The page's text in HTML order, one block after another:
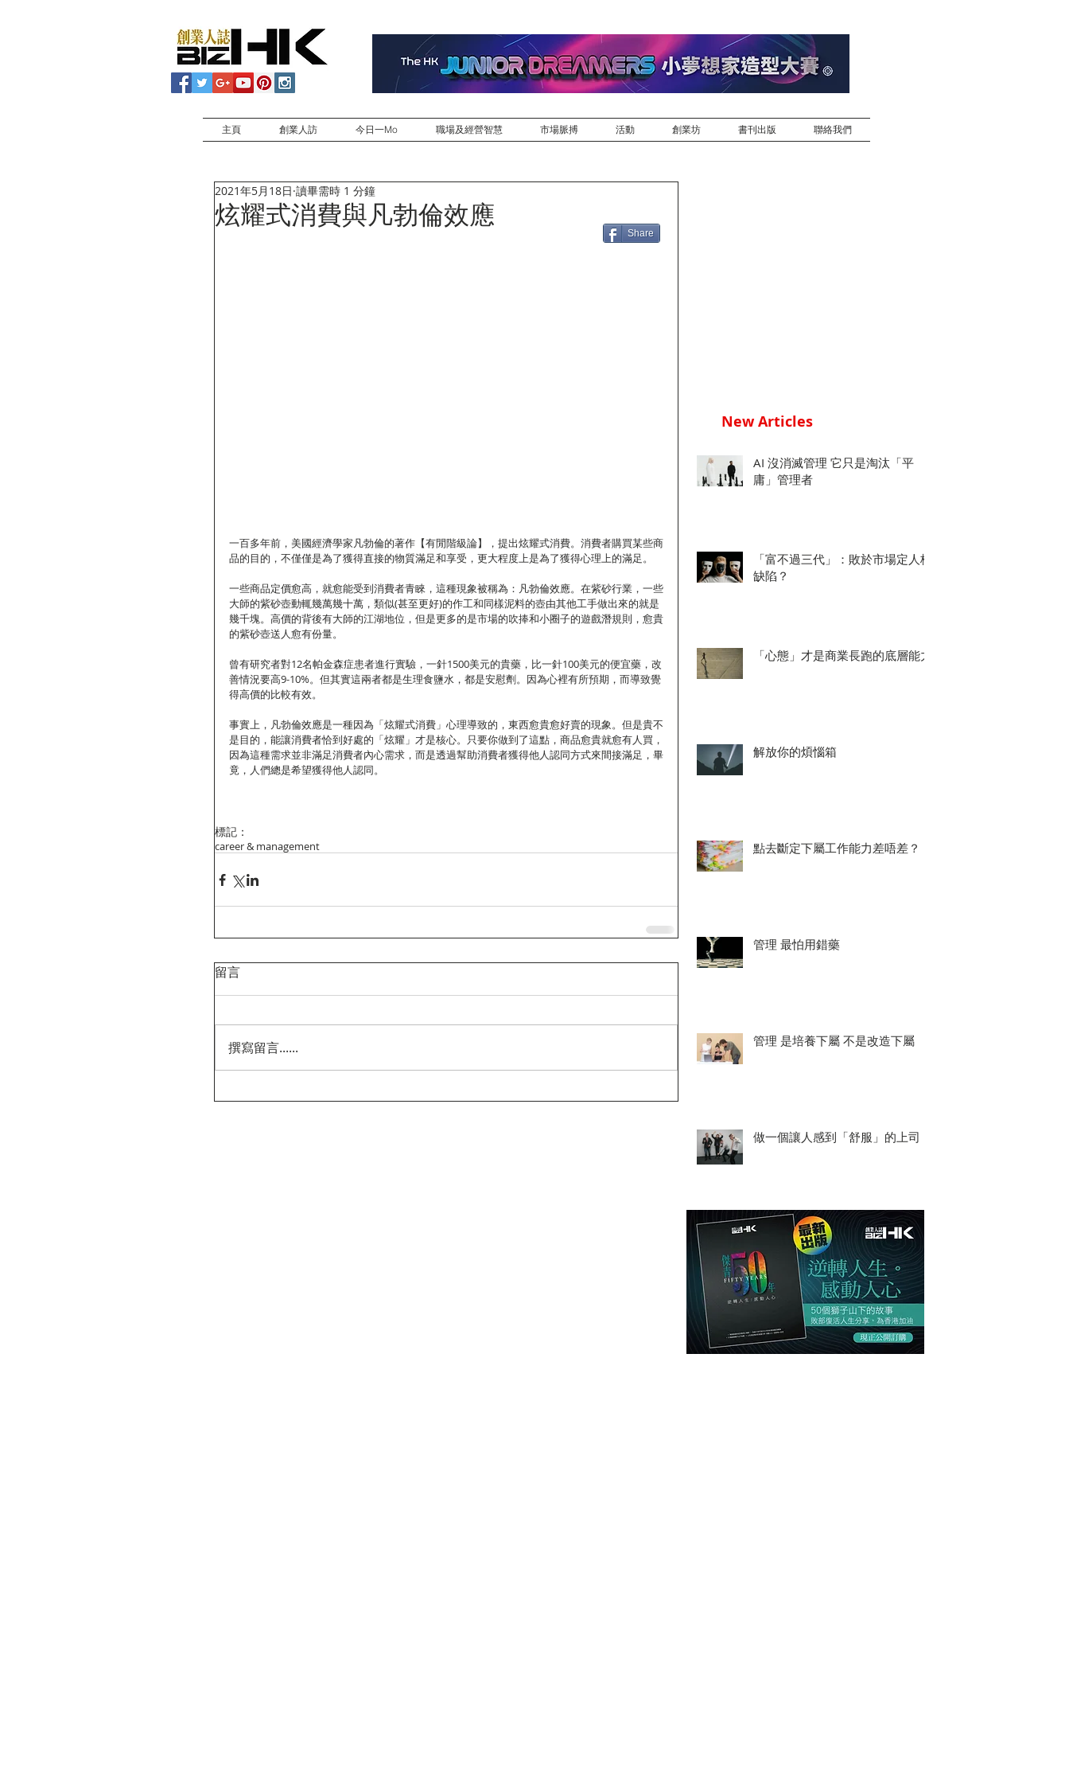
主頁 創業人訪 今日一Mo 職場及經營智慧 市場脈搏 活動 創業坊 書刊出版 聯絡我們
炫耀式消費與凡勃倫效應
2021年5月18日 讀畢需時 1 分鐘
一百多年前，美國經濟學家凡勃倫的著作【有閒階級論】，提出炫耀式消費。消費者購買某些商
品的目的，不僅僅是為了獲得直接的物質滿足和享受，更大程度上是為了獲得心理上的滿足。
一些商品定價愈高，就愈能受到消費者青睞，這種現象被稱為：凡勃倫效應。在紫砂行業，一些
大師的紫砂壺動輒幾萬幾十萬，類似(甚至更好)的作工和同樣泥料的壺由其他工手做出來的就是
幾千塊。高價的背後有大師的江湖地位，但是更多的是市場的吹捧和小圈子的遊戲潛規則，愈貴
的紫砂壺送人愈有份量。
曾有研究者對12名帕金森症患者進行實驗，一針1500美元的貴藥，比一針100美元的便宜藥，改
善情況要高9-10%。但其實這兩者都是生理食鹽水，都是安慰劑。因為心裡有所預期，而導致覺
得高價的比較有效。
事實上，凡勃倫效應是一種因為「炫耀式消費」心理導致的，東西愈貴愈好賣的現象。但是貴不
是目的，能讓消費者恰到好處的「炫耀」才是核心。只要你做到了這點，商品愈貴就愈有人買，
因為這種需求並非滿足消費者內心需求，而是透過幫助消費者獲得他人認同方式來間接滿足，畢
竟，人們總是希望獲得他人認同。
標記：
career & management
留言
撰寫留言......
Share
New Articles
AI 沒消滅管理 它只是淘汰「平
庸」管理者
「富不過三代」：敗於市場定人格
缺陷？
「心態」才是商業長跑的底層能力
解放你的煩惱箱
點去斷定下屬工作能力差唔差？
管理 最怕用錯藥
管理 是培養下屬 不是改造下屬
做一個讓人感到「舒服」的上司